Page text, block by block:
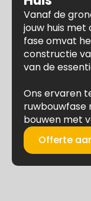
Vanaf de
jouw huis met
fase omvat
constructie
van de
Ons ervaren
ruwbouwfase
bouwen met
Offerte